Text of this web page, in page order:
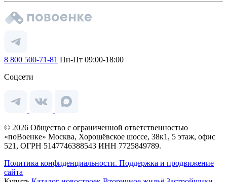
8 800 500-71-81 Пн-Пт 09:00-18:00
Соцсети
© 2026 Общество с ограниченной ответственностью
«поВоенке» Москва, Хорошёвское шоссе, 38к1, 5 этаж, офис
521, ОГРН 5147746388543 ИНН 7725849789.
Политика конфиденциальности. Поддержка и продвижение
сайта